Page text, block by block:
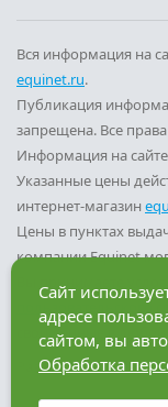
Вся информация на
equinet.ru.
Публикация
запрещена. Все
Информация на сайте
Указанные цены
интернет-магазин
Цены в пунктах
компании Equinet
Вы принимаете
пользовательского
свои данные в
Разработка сайта —
Сайт
адресе
сайтом, вы
Обработка